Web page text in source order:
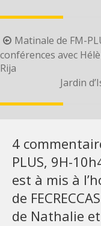
Post
navigation
Matinale de FM-
conférences avec
Rija
Jardin
4
PLUS, 9H-
est à mis à
de
de Nathalie